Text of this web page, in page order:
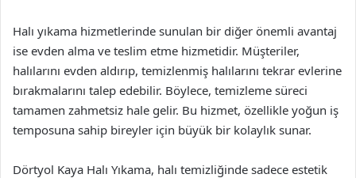
Halı yıkama hizmetlerinde sunulan bir diğer önemli avantaj
ise evden alma ve teslim etme hizmetidir. Müşteriler,
halılarını evden aldırıp, temizlenmiş halılarını tekrar evlerine
bırakmalarını talep edebilir. Böylece, temizleme süreci
tamamen zahmetsiz hale gelir. Bu hizmet, özellikle yoğun iş
temposuna sahip bireyler için büyük bir kolaylık sunar.
Dörtyol Kaya Halı Yıkama, halı temizliğinde sadece estetik